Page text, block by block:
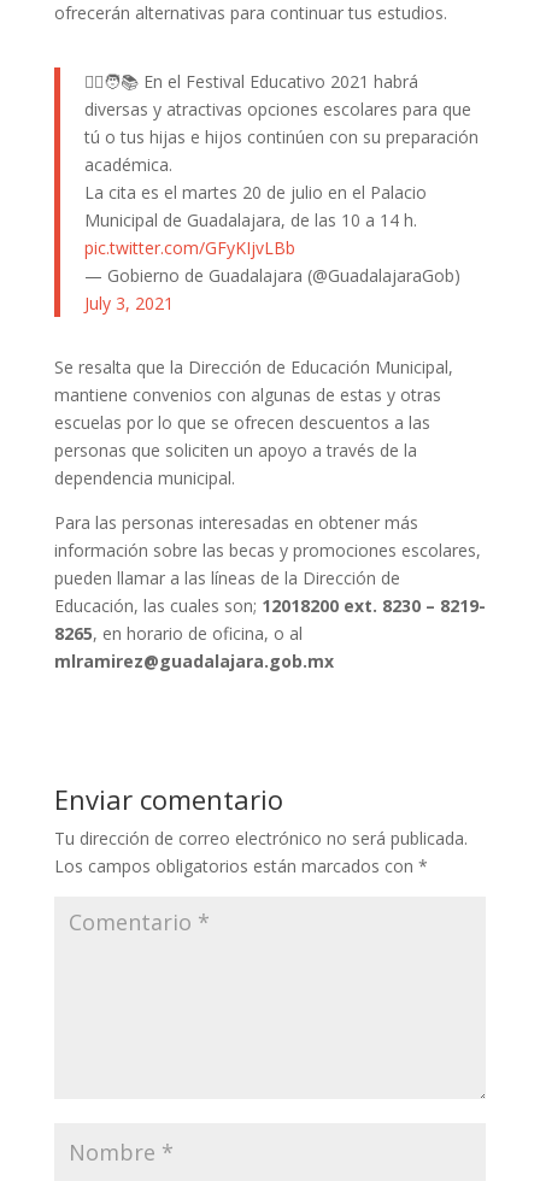
ofrecerán alternativas para continuar tus estudios.
👱‍♀️🧑📚 En el Festival Educativo 2021 habrá
diversas y atractivas opciones escolares para que
tú o tus hijas e hijos continúen con su preparación
académica.
La cita es el martes 20 de julio en el Palacio
Municipal de Guadalajara, de las 10 a 14 h.
pic.twitter.com/GFyKIjvLBb
— Gobierno de Guadalajara (@GuadalajaraGob)
July 3, 2021
Se resalta que la Dirección de Educación Municipal,
mantiene convenios con algunas de estas y otras
escuelas por lo que se ofrecen descuentos a las
personas que soliciten un apoyo a través de la
dependencia municipal.
Para las personas interesadas en obtener más
información sobre las becas y promociones escolares,
pueden llamar a las líneas de la Dirección de
Educación, las cuales son; 12018200 ext. 8230 – 8219-
8265, en horario de oficina, o al
mlramirez@guadalajara.gob.mx
Enviar comentario
Tu dirección de correo electrónico no será publicada.
Los campos obligatorios están marcados con *